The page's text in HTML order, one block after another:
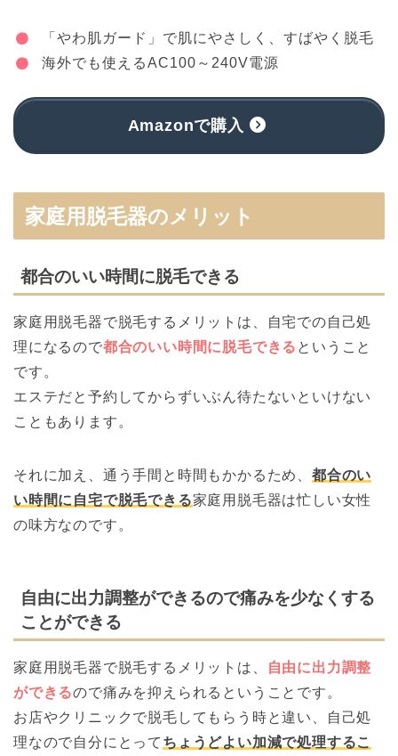
「やわ肌ガード」で肌にやさしく、すばやく脱毛
海外でも使えるAC100～240V電源
Amazonで購入
家庭用脱毛器のメリット
都合のいい時間に脱毛できる
家庭用脱毛器で脱毛するメリットは、自宅での自己処
理になるので都合のいい時間に脱毛できる ということ
です。
エステだと予約してからずいぶん待たないといけない
こともあります。
それに加え、通う手間と時間もかかるため、 都合のい
い時間に自宅で脱毛できる家庭用脱毛器は忙しい女性
の味方なのです。
自由に出力調整ができるので痛みを少なくする
ことができる
家庭用脱毛器で脱毛するメリットは、
自由に出力調整
ができるので痛みを抑えられるということです。
お店やクリニックで脱毛してもらう時と違い、自己処
理なので自分にとって ちょうどよい加減で処理するこ